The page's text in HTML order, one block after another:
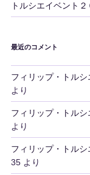
トルシエイベント
最近のコメント
フィリップ・トル
より
フィリップ・トル
より
フィリップ・トル
35より